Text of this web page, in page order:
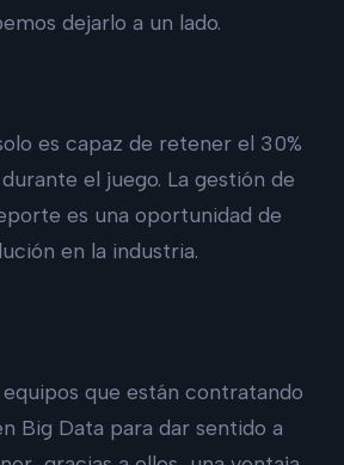
dejarlo a un lado.
es capaz de retener el 30%
el juego. La gestión de
es una oportunidad de
en la industria.
que están contratando
Big Data para dar sentido a